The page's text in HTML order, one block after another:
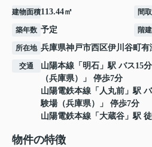
建物面積113.44㎡ 間
築年数 予定 階
所在地 兵庫県神戸市西区伊川谷町有
交通 山陽本線 「 明石 」駅 バス15
（兵庫県）」 停歩7分
山陽電鉄本線 「 人丸前 」駅
験場（兵庫県）」 停歩7分
山陽電鉄本線 「 大蔵谷 」駅
物件の特徴